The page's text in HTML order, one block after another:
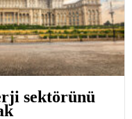
sektörünü